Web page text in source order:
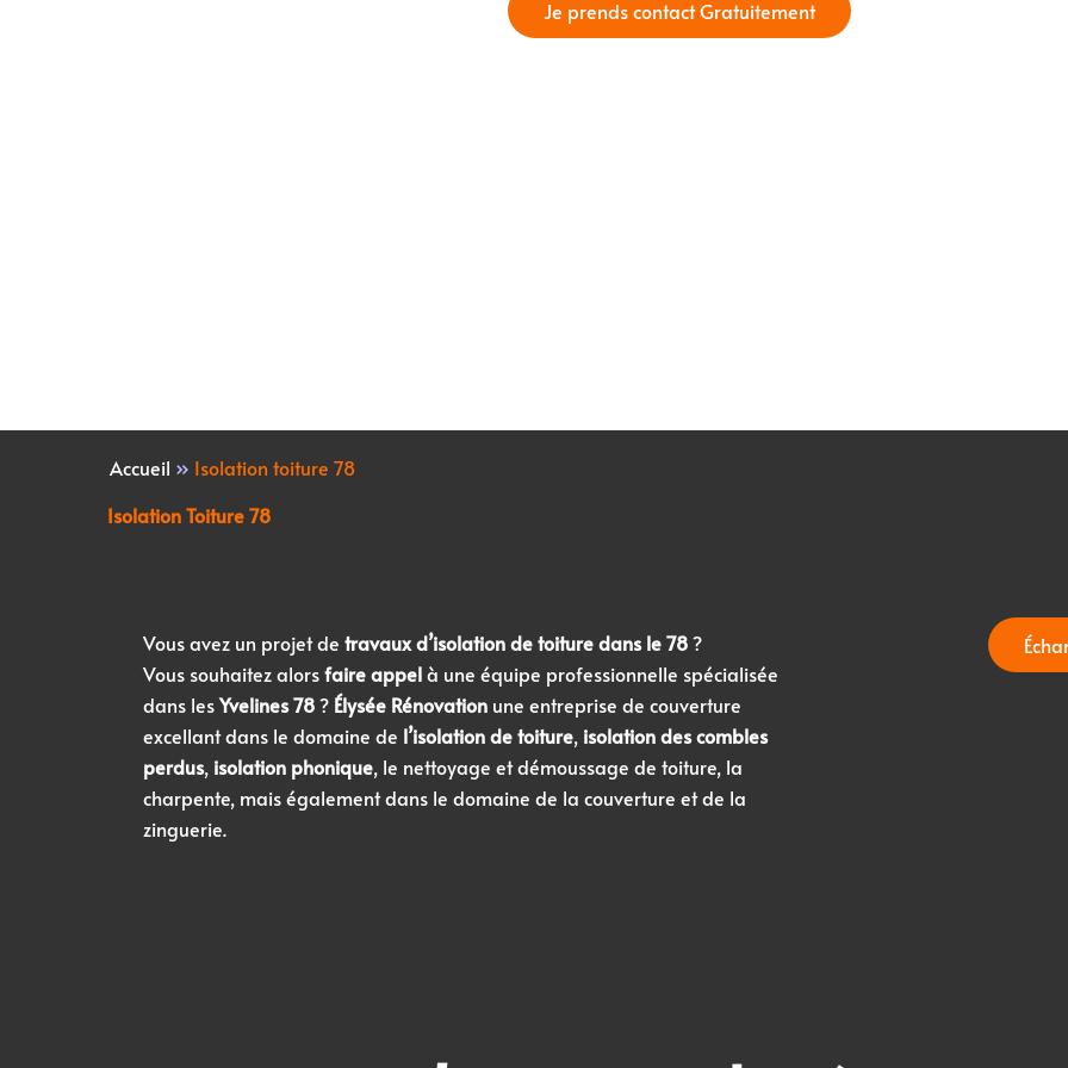
Je prends contact Gratuitement
Accueil » Isolation toiture 78
Isolation Toiture 78
Vous avez un projet de travaux d’isolation de toiture dans le 78?
Vous souhaitez alorsfaire appelà une équipe professionnelle spécialisée
dans lesYvelines 78? Élysée Rénovation une entreprise de couverture
excellant dans le domaine de l’isolation de toiture, isolation des combles
perdus, isolation phonique, le nettoyage et démoussage de toiture, la
charpente, mais également dans le domaine de la couverture et de la
zinguerie.